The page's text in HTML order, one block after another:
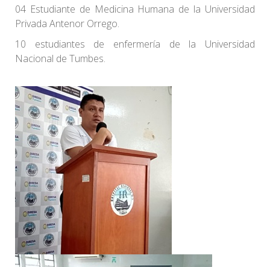
04 Estudiante de Medicina Humana de la Universidad
Privada Antenor Orrego.
10 estudiantes de enfermería de la Universidad
Nacional de Tumbes.